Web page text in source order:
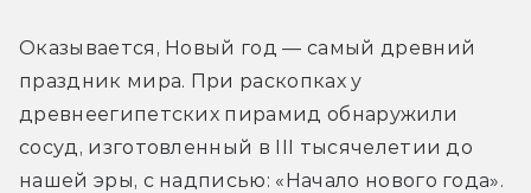
Оказывается, Новый год — самый древний
праздник мира. При раскопках у
древнеегипетских пирамид обнаружили
сосуд, изготовленный в III тысячелетии до
нашей эры, с надписью: «Начало нового года».